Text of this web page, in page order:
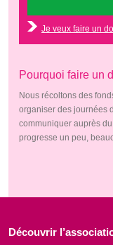
Je veux faire un
Pourquoi faire un
Nous récoltons des
organiser des journées
communiquer auprès
progresse un peu,
Découvrir